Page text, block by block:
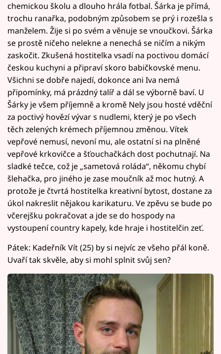
chemickou školu a dlouho hrála fotbal. Šárka je přímá,
trochu ranařka, podobným způsobem se prý i rozešla s
manželem. Žije si po svém a věnuje se vnoučkovi. Šárka
se prostě ničeho nelekne a nenechá se ničím a nikým
zaskočit. Zkušená hostitelka vsadí na poctivou domácí
českou kuchyni a připraví skoro babičkovské menu.
Všichni se dobře najedí, dokonce ani Iva nemá
připomínky, má prázdný talíř a dál se výborně baví. U
Šárky je všem příjemně a kromě Nely jsou hosté vděční
za poctivý hovězí vývar s nudlemi, který je po všech
těch zelených krémech příjemnou změnou. Vítek
vepřové nemusí, nevoní mu, ale ostatní si na plněné
vepřové krkovičce a šťouchačkách dost pochutnají. Na
sladké tečce, což je „sametová roláda“, někomu chybí
šlehačka, pro jiného je zase moučník až moc hutný. A
protože je čtvrtá hostitelka kreativní bytost, dostane za
úkol nakreslit nějakou karikaturu. Ve zpěvu se bude po
včerejšku pokračovat a jde se do hospody na
vystoupení country kapely, kde hraje i hostitelčin zeť.
Pátek: Kadeřník Vít (25) by si nejvíc ze všeho přál koně.
Uvaří tak skvěle, aby si mohl splnit svůj sen?